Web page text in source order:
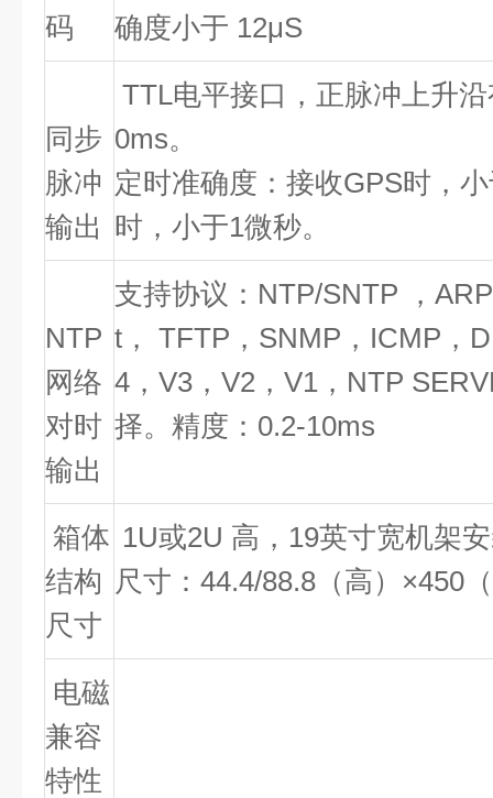
码
确度小于 12μS
同步
脉冲
输出
TTL电平接口，正脉冲上升
0ms。
定时准确度：接收GPS时，
时，小于1微秒。
NTP
网络
对时
输出
支持协议： NTP/SNTP ， ARP
t ， TFTP ， SNMP ， ICMP ，
4 ， V3 ， V2 ， V1 ， NTP
择。精度： 0.2-10ms
箱体
结构
尺寸
1U或2U 高， 19英寸宽机架
尺寸： 44.4/88.8 （高） ×450
电磁
兼容
特性